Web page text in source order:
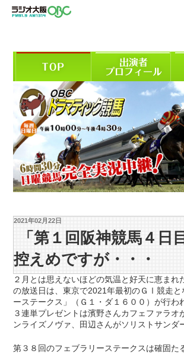
2021年02月22日
「第１回阪神競馬４
控えめですが・・・
２月とは思えないほどの気温と好天に恵まれ
の放送日は、東京で2021年最初のＧⅠ競走と
ーステークス」（Ｇ１・ダ１６００）が行わ
３連単プレゼントは濱野さんカフェファラオ
ンライズノヴァ、田辺さんがソリストサンダ
第３８回のフェブラリーステークスは確固た